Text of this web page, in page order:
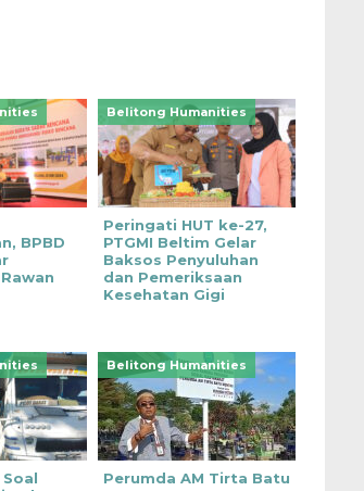
BPBD
Belitong Humanities
Peringati HUT ke-27,
PTGMI Beltim Gelar
Baksos Penyuluhan
dan Pemeriksaan
Kesehatan Gigi
Belitong Humanities
Perumda AM Tirta Batu